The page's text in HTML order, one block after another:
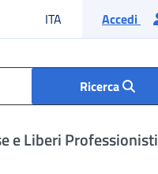
ITA Lingua italiana
Accedi
Ricerca
e Liberi Professionisti